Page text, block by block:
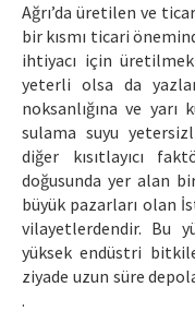
Ağrı’da üretilen ve
bir kısmı ticari
ihtiyacı için
yeterli olsa da
noksanlığına ve
sulama suyu
diğer kısıtlayıcı
doğusunda yer alan
büyük pazarları olan
vilayetlerdendir. Bu
yüksek endüstri
ziyade uzun süre
.